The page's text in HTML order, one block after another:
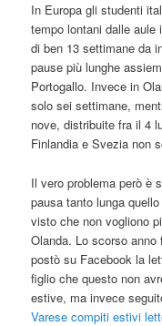
In Europa gli studenti
tempo lontani dalle
di ben 13 settimane da
pause più lunghe
Portogallo. Invece in
solo sei settimane,
nove, distribuite fra il 4
Finlandia e Svezia non
Il vero problema però è
pausa tanto lunga
visto che non vogliono
Olanda. Lo scorso
postò su Facebook la
figlio che questo non
estive, ma invece
Varese compiti estivi